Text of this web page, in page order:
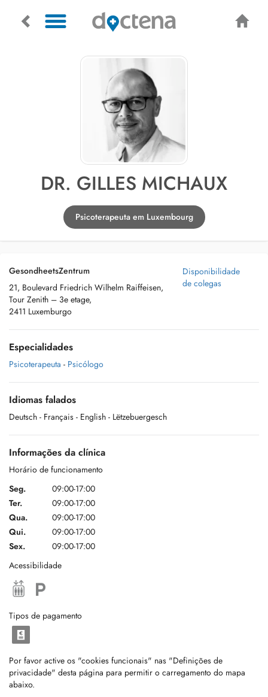
DR. GILLES MICHAUX
Psicoterapeuta em Luxembourg
GesondheetsZentrum
21, Boulevard Friedrich Wilhelm Raiffeisen,
Tour Zenith – 3e etage,
2411 Luxemburgo
Disponibilidade
de colegas
Especialidades
Psicoterapeuta - Psicólogo
Idiomas falados
Deutsch - Français - English - Lëtzebuergesch
Informações da clínica
Horário de funcionamento
Seg.
09:00-17:00
Ter.
09:00-17:00
Qua.
09:00-17:00
Qui.
09:00-17:00
Sex.
09:00-17:00
Acessibilidade
Tipos de pagamento
Por favor active os "cookies funcionais" nas "Definições de
privacidade" desta página para permitir o carregamento do mapa
abaixo.